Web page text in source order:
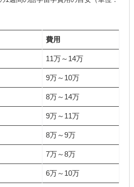
費用
11万～14万
9万～10万
8万～14万
9万～11万
8万～9万
7万～8万
6万～10万